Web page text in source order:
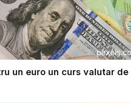
un euro un curs valutar de